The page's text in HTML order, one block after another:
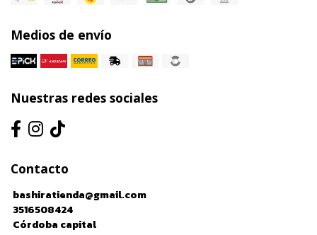
Medios de envío
Nuestras redes sociales
Contacto
bashiratienda@gmail.com
3516508424
Córdoba capital